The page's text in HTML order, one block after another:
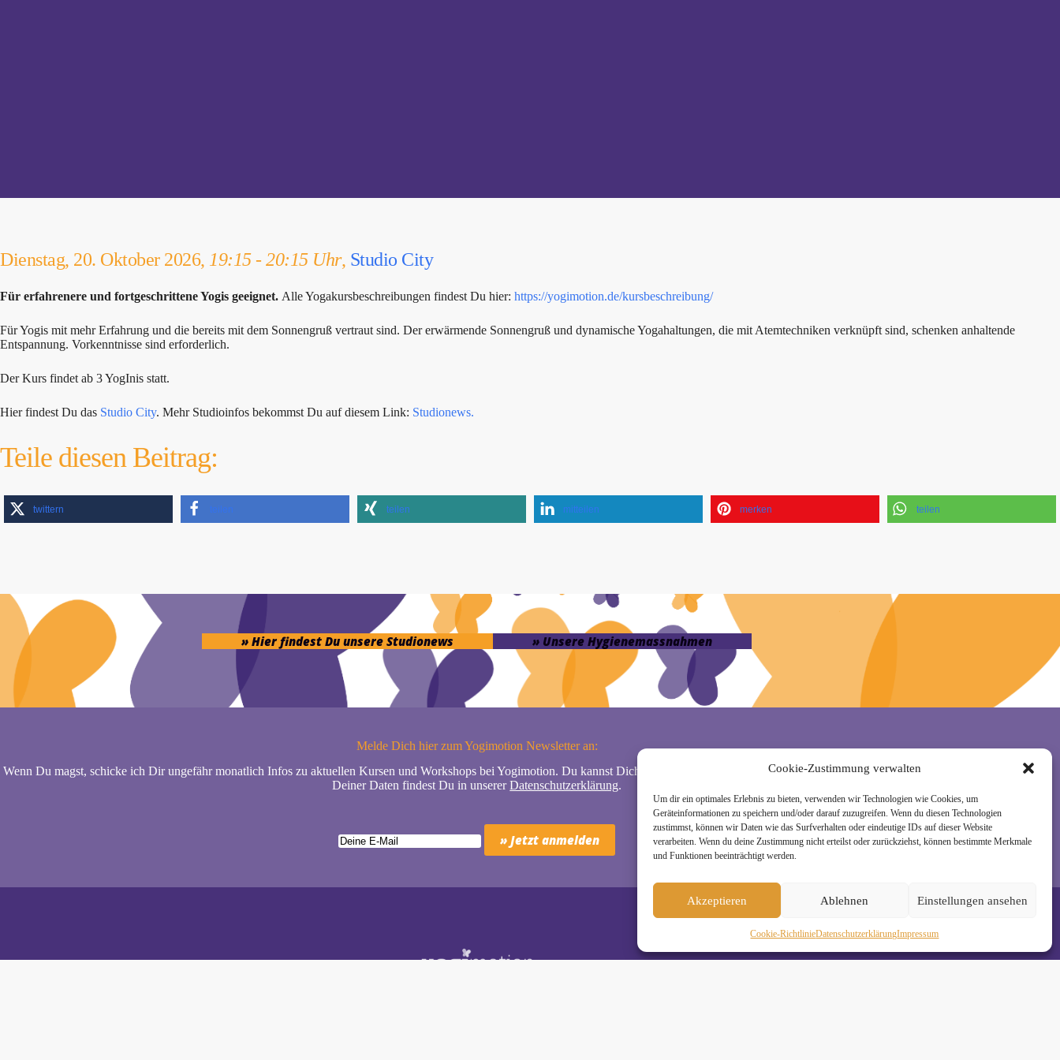
Cookie-Zustimmung verwalten
Um dir ein optimales Erlebnis zu bieten, verwenden wir Technologien wie Cookies, um
Geräteinformationen zu speichern und/oder darauf zuzugreifen. Wenn du diesen Technologien
zustimmst, können wir Daten wie das Surfverhalten oder eindeutige IDs auf dieser Website
verarbeiten. Wenn du deine Zustimmung nicht erteilst oder zurückziehst, können bestimmte Merkmale
und Funktionen beeinträchtigt werden.
Akzeptieren Ablehnen Einstellungen ansehen
Cookie-RichtlinieDaten­schutz­erklä­rungImpressum
Dienstag, 20. Oktober 2026, 19:15 - 20:15 Uhr, Studio City
Für erfahrenere und fortgeschrittene Yogis geeignet. Alle Yogakursbeschreibungen findest Du hier: https://yogimotion.de/kursbeschreibung/
Für Yogis mit mehr Erfahrung und die bereits mit dem Sonnengruß vertraut sind. Der erwärmende Sonnengruß und dynamische Yogahaltungen, die mit Atemtechniken verknüpft sind, schenken anhaltende
Entspannung. Vorkenntnisse sind erforderlich.
Der Kurs findet ab 3 YogInis statt.
Hier findest Du das Studio City. Mehr Studioinfos bekommst Du auf diesem Link: Studionews.
Teile diesen Beitrag:
twittern teilen teilen mitteilen merken teilen
» Hier findest Du unsere Studionews » Unsere Hygienemassnahmen
Melde Dich hier zum Yogimotion Newsletter an:
Wenn Du magst, schicke ich Dir ungefähr monatlich Infos zu aktuellen Kursen und Workshops bei Yogimotion. Du kannst Dich natürlich jederzeit wieder abmelden. Alle Details zur Nutzung
Deiner Daten findest Du in unsererDatenschutzerklärung.